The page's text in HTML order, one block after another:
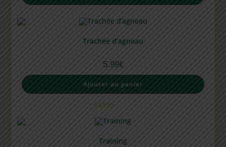
Trachée d’agneau
5.99€
Ajouter au panier
Training